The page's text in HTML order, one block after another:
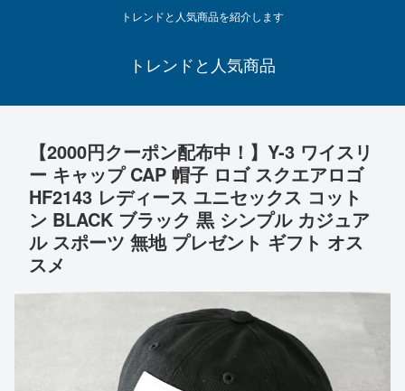
トレンドと人気商品を紹介します
トレンドと人気商品
【2000円クーポン配布中！】Y-3 ワイスリ
ー キャップ CAP 帽子 ロゴ スクエアロゴ
HF2143 レディース ユニセックス コット
ン BLACK ブラック 黒 シンプル カジュア
ル スポーツ 無地 プレゼント ギフト オス
スメ